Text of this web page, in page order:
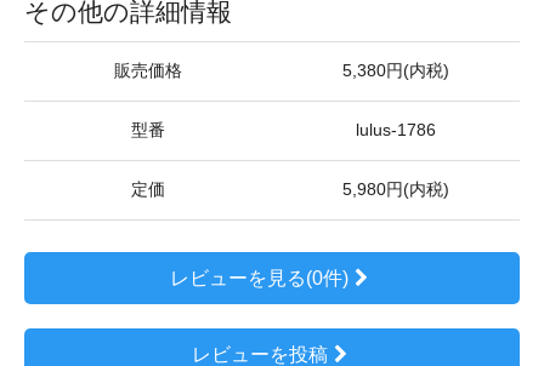
その他の詳細情報
販売価格 5,380円(内税)
型番 lulus-1786
定価 5,980円(内税)
レビューを見る(0件)
レビューを投稿